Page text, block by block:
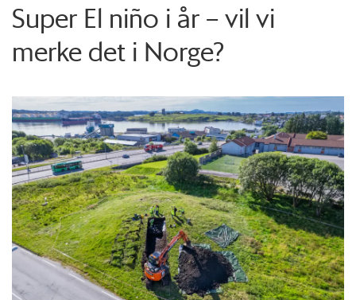
Super El niño i år – vil vi
merke det i Norge?